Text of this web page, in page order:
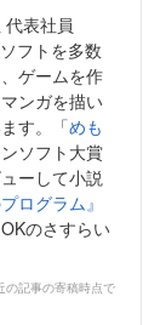
表社員
フトを多数
ゲームを作
ンガを描い
す。「めも
ソフト大賞
ーして小説
ログラム』
のさすらい
の記事の寄稿時点で